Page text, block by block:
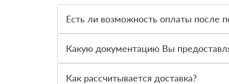
Есть ли возможность оплаты после
вправе от него отказаться.
Какую документацию Вы
Как рассчитывается доставка?